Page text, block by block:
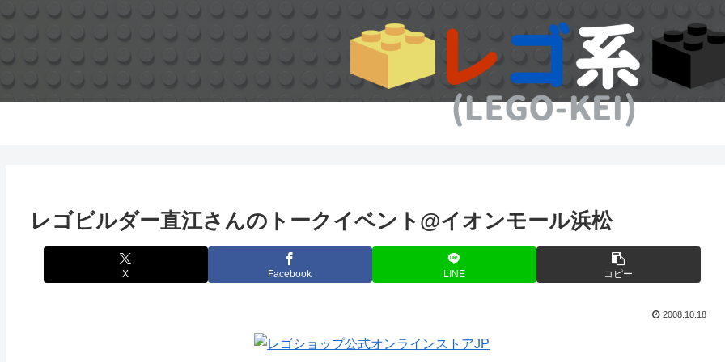
レゴビルダー直江さんのトークイベント@イオンモール浜松
X Facebook LINE コピー
2008.10.18